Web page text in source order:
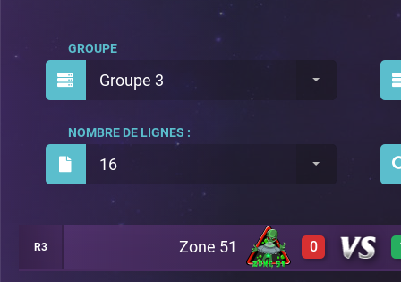
Groupe 3
GROUPE
16
NOMBRE DE LIGNES :
R3 Zone 51 0